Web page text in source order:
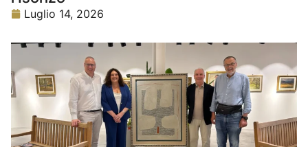
Luglio 14, 2026